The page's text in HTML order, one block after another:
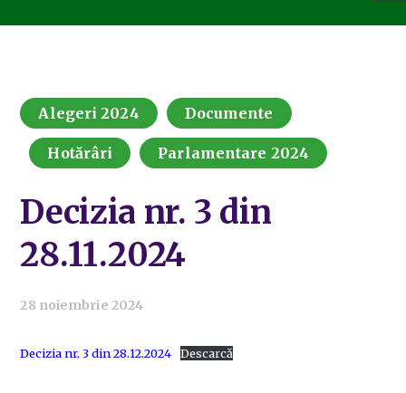
Alegeri 2024 Documente
Hotărâri Parlamentare 2024
Decizia nr. 3 din
28.11.2024
28 noiembrie 2024
Decizia nr. 3 din 28.12.2024 Descarcă